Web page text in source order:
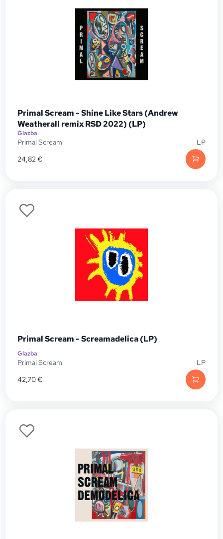
Primal Scream - Shine Like Stars (Andrew
Weatherall remix RSD 2022) (LP)
Glazba
Primal Scream
LP
24,82€
Primal Scream - Screamadelica (LP)
Glazba
Primal Scream
LP
42,70€